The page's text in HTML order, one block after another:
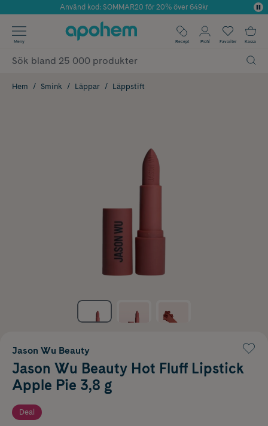
Årets Butik 2025 inom Skönhet
Använd kod: SOMMAR20 för 20% över 649kr
✓ Fri frakt
✓ Poäng på alla köp*
Meny Recept Profil Favoriter Kassa
Hem Smink Läppar Läppstift
Jason Wu Beauty
Jason Wu Beauty Hot Fluff Lipstick
Apple Pie 3,8 g
Deal